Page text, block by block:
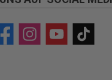
InstagramYouTubeTikTok